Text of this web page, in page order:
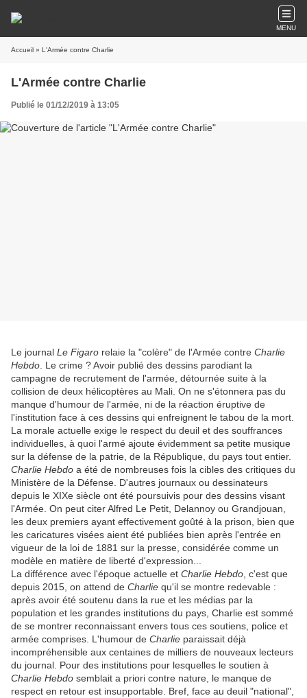
MENU
Accueil » L'Armée contre Charlie
L'Armée contre Charlie
Publié le 01/12/2019 à 13:05
Le journal Le Figaro relaie la "colère" de l'Armée contre Charlie
Hebdo . Le crime ? Avoir publié des dessins parodiant la
campagne de recrutement de l'armée, détournée suite à la
collision de deux hélicoptères au Mali. On ne s'étonnera pas du
manque d'humour de l'armée, ni de la réaction éruptive de
l'institution face à ces dessins qui enfreignent le tabou de la mort.
La morale actuelle exige le respect du deuil et des souffrances
individuelles, à quoi l'armé ajoute évidemment sa petite musique
sur la défense de la patrie, de la République, du pays tout entier.
Charlie Hebdo a été de nombreuses fois la cibles des critiques du
Ministère de la Défense. D'autres journaux ou dessinateurs
depuis le XIXe siècle ont été poursuivis pour des dessins visant
l'Armée. On peut citer Alfred Le Petit, Delannoy ou Grandjouan,
les deux premiers ayant effectivement goûté à la prison, bien que
les caricatures visées aient été publiées bien après l'entrée en
vigueur de la loi de 1881 sur la presse, considérée comme un
modèle en matière de liberté d'expression...
La différence avec l'époque actuelle et Charlie Hebdo , c'est que
depuis 2015, on attend de Charlie qu'il se montre redevable :
après avoir été soutenu dans la rue et les médias par la
population et les grandes institutions du pays, Charlie est sommé
de se montrer reconnaissant envers tous ces soutiens, police et
armée comprises. L'humour de Charlie paraissait déjà
incompréhensible aux centaines de milliers de nouveaux lecteurs
du journal. Pour des institutions pour lesquelles le soutien à
Charlie Hebdo semblait a priori contre nature, le manque de
respect en retour est insupportable. Bref, face au deuil "national",